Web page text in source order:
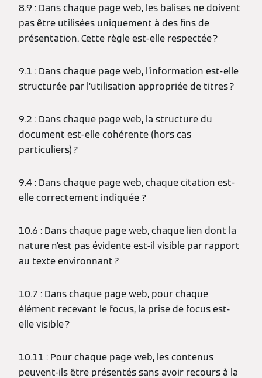
8.9 : Dans chaque page web, les balises ne doivent
pas être utilisées uniquement à des fins de
présentation. Cette règle est-elle respectée ?
9.1 : Dans chaque page web, l’information est-elle
structurée par l’utilisation appropriée de titres ?
9.2 : Dans chaque page web, la structure du
document est-elle cohérente (hors cas
particuliers) ?
9.4 : Dans chaque page web, chaque citation est-
elle correctement indiquée ?
10.6 : Dans chaque page web, chaque lien dont la
nature n’est pas évidente est-il visible par rapport
au texte environnant ?
10.7 : Dans chaque page web, pour chaque
élément recevant le focus, la prise de focus est-
elle visible ?
10.11 : Pour chaque page web, les contenus
peuvent-ils être présentés sans avoir recours à la